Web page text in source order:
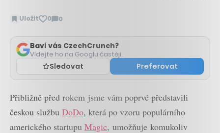
Uložit 0 0
Zobrazit
Baví vás CzechCrunch?
Vídejte ho na Googlu častěji.
Sledovat Preferovat
Přibližně před rokem jsme vám poprvé představili
českou službu DoDo, která po vzoru populárního
amerického startupu Magic, umožňuje komukoliv